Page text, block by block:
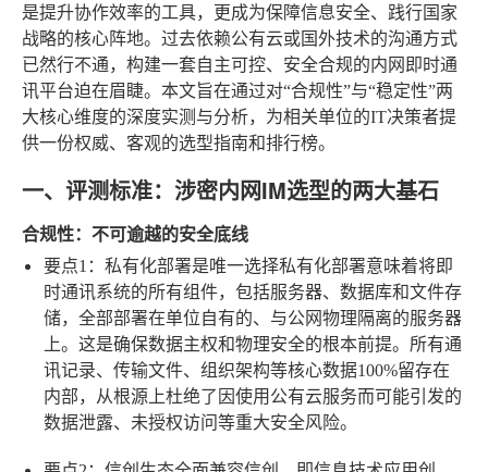
是提升协作效率的工具，更成为保障信息安全、践行国家
战略的核心阵地。过去依赖公有云或国外技术的沟通方式
已然行不通，构建一套自主可控、安全合规的内网即时通
讯平台迫在眉睫。本文旨在通过对“合规性”与“稳定性”两
大核心维度的深度实测与分析，为相关单位的IT决策者提
供一份权威、客观的选型指南和排行榜。
一、评测标准：涉密内网IM选型的两大基石
合规性：不可逾越的安全底线
要点1：私有化部署是唯一选择私有化部署意味着将即
时通讯系统的所有组件，包括服务器、数据库和文件存
储，全部部署在单位自有的、与公网物理隔离的服务器
上。这是确保数据主权和物理安全的根本前提。所有通
讯记录、传输文件、组织架构等核心数据100%留存在
内部，从根源上杜绝了因使用公有云服务而可能引发的
数据泄露、未授权访问等重大安全风险。